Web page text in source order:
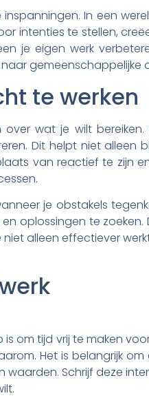
In een
intenties te stellen,
je eigen werk
gemeenschappelijke
te werken
wat je wilt bereiken.
Dit helpt niet alleen
van reactief te zijn
je obstakels
oplossingen te zoeken.
alleen effectiever
om tijd vrij te maken
Het is belangrijk
waarden. Schrijf deze